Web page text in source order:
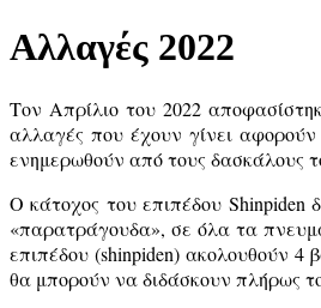
Αλλαγές 2022
Τον Απρίλιο του 2022
αλλαγές που έχουν γίνει
ενημερωθούν από τους δασκάλους
Ο κάτοχος του επιπέδου Shinpiden
«παρατράγουδα», σε όλα τα
επιπέδου (shinpiden) ακολουθούν 4
θα μπορούν να διδάσκουν πλήρως